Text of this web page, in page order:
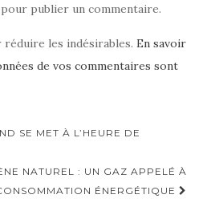
pour publier un commentaire.
les indésirables. En savoir
de vos commentaires sont
SE MET À L’HEURE DE
NATUREL : UN GAZ APPELÉ À
ÉNERGÉTIQUE